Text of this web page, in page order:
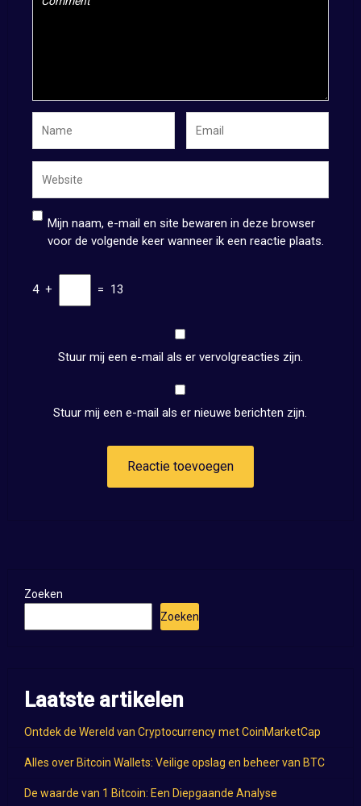
Mijn naam, e-mail en site bewaren in deze browser
voor de volgende keer wanneer ik een reactie plaats.
4 + = 13
Stuur mij een e-mail als er vervolgreacties zijn.
Stuur mij een e-mail als er nieuwe berichten zijn.
Zoeken
Zoeken
Laatste artikelen
Ontdek de Wereld van Cryptocurrency met CoinMarketCap
Alles over Bitcoin Wallets: Veilige opslag en beheer van BTC
De waarde van 1 Bitcoin: Een Diepgaande Analyse